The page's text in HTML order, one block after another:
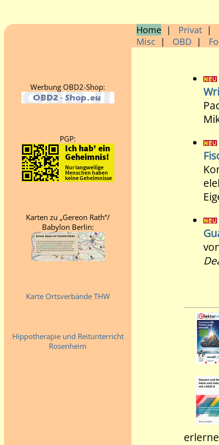
Home | Privat |
Misc | OBD |
Werbung OBD2-Shop:
PGP:
Karten zu „Gereon Rath“/
Babylon Berlin:
Karte Ortsverbände THW
Hippotherapie und Reitunterricht
Rosenheim